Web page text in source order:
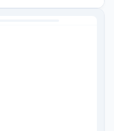
önerileri aracılığıyla
yardımcı olan AI